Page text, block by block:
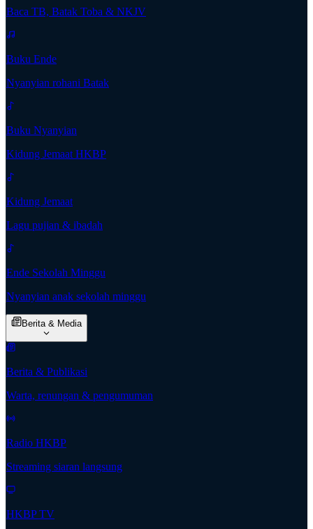
Baca TB, Batak Toba & NKJV
Buku Ende
Nyanyian rohani Batak
Buku Nyanyian
Kidung Jemaat HKBP
Kidung Jemaat
Lagu pujian & ibadah
Ende Sekolah Minggu
Nyanyian anak sekolah minggu
Berita & Media
Berita & Publikasi
Warta, renungan & pengumuman
Radio HKBP
Streaming siaran langsung
HKBP TV